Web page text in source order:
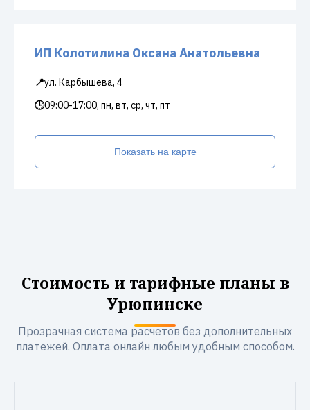
ИП Колотилина Оксана Анатольевна
📍ул. Карбышева, 4
🕒09:00-17:00, пн, вт, ср, чт, пт
Показать на карте
Стоимость и тарифные планы в
Урюпинске
Прозрачная система расчетов без дополнительных
платежей. Оплата онлайн любым удобным способом.